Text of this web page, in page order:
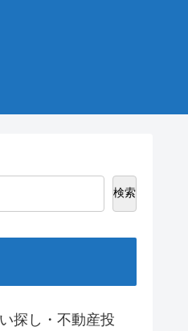
検索
探し・不動産投